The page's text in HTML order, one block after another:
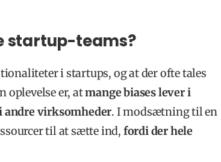
startup-teams?
i startups, og at der ofte tales
oplevelse er, atmange biases lever i
andre virksomheder. I modsætning til en
til at sætte ind, fordi der hele